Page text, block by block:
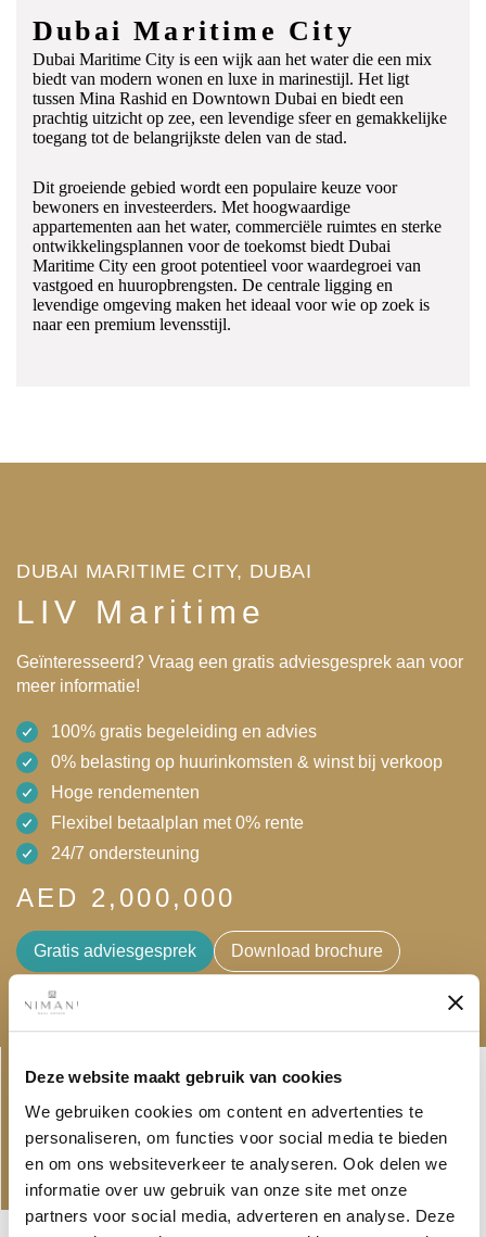
Deze website maakt gebruik van cookies
We gebruiken cookies om content en advertenties te
personaliseren, om functies voor social media te bieden
en om ons websiteverkeer te analyseren. Ook delen we
informatie over uw gebruik van onze site met onze
partners voor social media, adverteren en analyse. Deze
Dubai Maritime City
Dubai Maritime City is een wijk aan het water die een mix
biedt van modern wonen en luxe in marinestijl. Het ligt
tussen Mina Rashid en Downtown Dubai en biedt een
prachtig uitzicht op zee, een levendige sfeer en gemakkelijke
toegang tot de belangrijkste delen van de stad.
Dit groeiende gebied wordt een populaire keuze voor
bewoners en investeerders. Met hoogwaardige
appartementen aan het water, commerciële ruimtes en sterke
ontwikkelingsplannen voor de toekomst biedt Dubai
Maritime City een groot potentieel voor waardegroei van
vastgoed en huuropbrengsten. De centrale ligging en
levendige omgeving maken het ideaal voor wie op zoek is
naar een premium levensstijl.
DUBAI MARITIME CITY, DUBAI
LIV Maritime
Geïnteresseerd? Vraag een gratis adviesgesprek aan voor
meer informatie!
100% gratis begeleiding en advies
0% belasting op huurinkomsten & winst bij verkoop
Hoge rendementen
Flexibel betaalplan met 0% rente
24/7 ondersteuning
AED 2,000,000
Gratis adviesgesprek Download brochure
in
PROJECTEN
ONS AANBOD EN NIEUWSTE
PROJECTEN